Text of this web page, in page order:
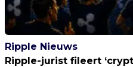
Ripple Nieuws
Ripple-jurist fileert